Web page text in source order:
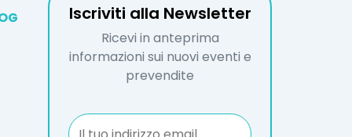
Iscriviti alla Newsletter
Ricevi in anteprima
informazioni sui nuovi eventi e
prevendite